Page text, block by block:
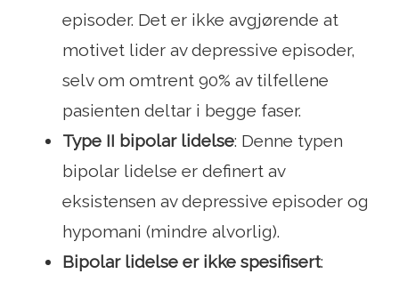
episoder. Det er ikke avgjørende at
motivet lider av depressive episoder,
selv om omtrent 90% av tilfellene
pasienten deltar i begge faser.
Type II bipolar lidelse: Denne typen
bipolar lidelse er definert av
eksistensen av depressive episoder og
hypomani (mindre alvorlig).
Bipolar lidelse er ikke spesifisert: